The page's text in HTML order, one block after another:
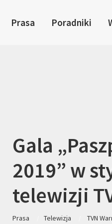
Prasa Poradniki
Gala
2019” w
telewizji
Prasa Telewizja TVN